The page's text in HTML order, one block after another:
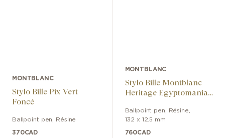
MONTBLANC
Stylo Bille Pix Vert
Foncé
Ballpoint pen Résine
370CAD
MONTBLANC
Stylo Bille Montblanc
Heritage Egyptomania
Ballpoint pen Résine
132 x 12.5 mm
760CAD